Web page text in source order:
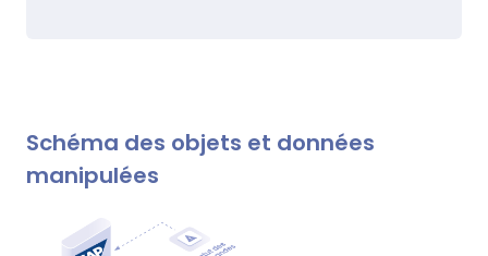
Schéma des objets et données
manipulées